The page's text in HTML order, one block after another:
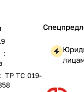
:
: ТР ТС 019-